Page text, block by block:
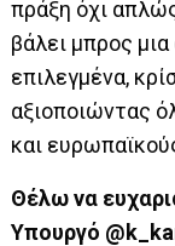
πράξη όχι
βάλει μπρος
επιλεγμένα,
αξιοποιώντας
και
Θέλω να
Υπουργό